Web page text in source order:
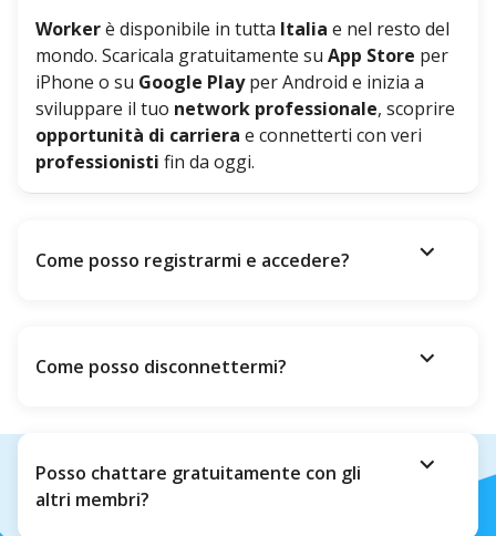
Workerè disponibile in tutta Italia e nel resto del
mondo. Scaricala gratuitamente su App Store per
iPhone o su Google Playper Android e inizia a
sviluppare il tuo network professionale, scoprire
opportunità di carriera e connetterti con veri
professionisti fin da oggi.
Come posso registrarmi e accedere? expand_more
Come posso disconnettermi? expand_more
Posso chattare gratuitamente con gli
altri membri?
expand_more